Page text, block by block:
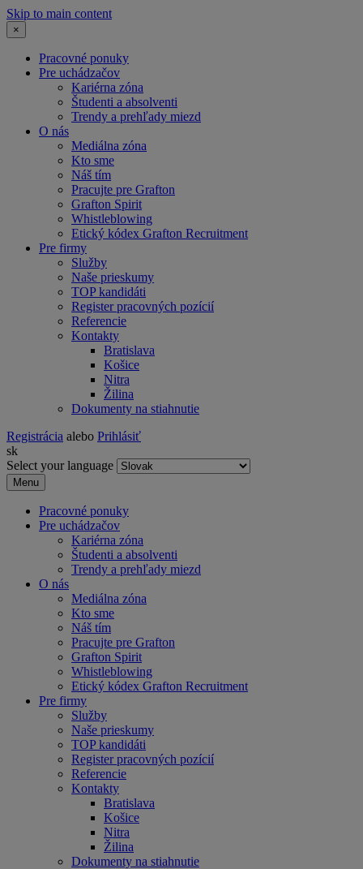
Skip to main content
×
Pracovné ponuky
Pre uchádzačov
Kariérna zóna
Študenti a absolventi
Trendy a prehľady miezd
O nás
Mediálna zóna
Kto sme
Náš tím
Pracujte pre Grafton
Grafton Spirit
Whistleblowing
Etický kódex Grafton Recruitment
Pre firmy
Služby
Naše prieskumy
TOP kandidáti
Register pracovných pozícií
Referencie
Kontakty
Bratislava
Košice
Nitra
Žilina
Dokumenty na stiahnutie
Registrácia alebo Prihlásiť
sk
Select your language
Menu
Pracovné ponuky
Pre uchádzačov
Kariérna zóna
Študenti a absolventi
Trendy a prehľady miezd
O nás
Mediálna zóna
Kto sme
Náš tím
Pracujte pre Grafton
Grafton Spirit
Whistleblowing
Etický kódex Grafton Recruitment
Pre firmy
Služby
Naše prieskumy
TOP kandidáti
Register pracovných pozícií
Referencie
Kontakty
Bratislava
Košice
Nitra
Žilina
Dokumenty na stiahnutie